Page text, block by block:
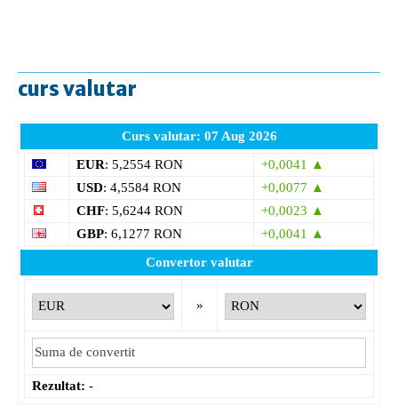
curs valutar
Curs valutar: 07 Aug 2026
EUR: 5,2554 RON
+0,0041 ▲
USD: 4,5584 RON
+0,0077 ▲
CHF: 5,6244 RON
+0,0023 ▲
GBP: 6,1277 RON
+0,0041 ▲
Convertor valutar
»
Rezultat: -